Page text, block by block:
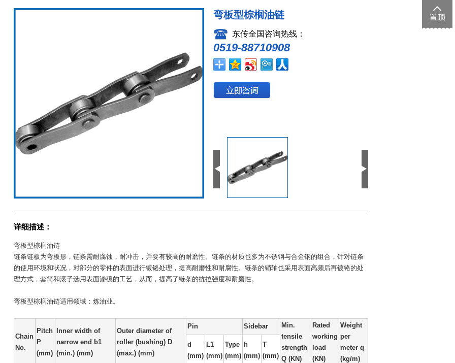
弯板型棕榈油链
东传全国咨询热线：
0519-88710908
详细描述：
弯板型棕榈油链
链条链板为弯板形，链条需耐腐蚀，耐冲击，并要有较高的耐磨性。链条的材质也多为不锈钢与合金钢的组合，针对链条
的使用环境和状况，对部分的零件的表面进行镀铬处理，提高耐磨性和耐腐性。链条的销轴也采用表面高频后再镀铬的处
理方式，套筒和滚子选用表面渗碳的工艺，从而，提高了链条的抗拉强度和耐磨性。
弯板型棕榈油链适用领域：炼油业。
Chain
No.
Pitch
P
(mm)
Inner width of
narrow end b1
(min.) (mm)
Outer diameter of
roller (bushing) D
(max.) (mm)
Pin Sidebar
Min.
tensile
strength
Q (KN)
Rated
working
load
(KN)
Weight
per
meter q
(kg/m)
d
(mm)
L1
(mm)
Type
(mm)
h
(mm)
T
(mm)